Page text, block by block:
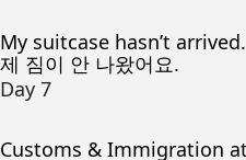
My suitcase hasn’t arrived.
제 짐이 안 나왔어요.
Day 7
Customs & Immigration